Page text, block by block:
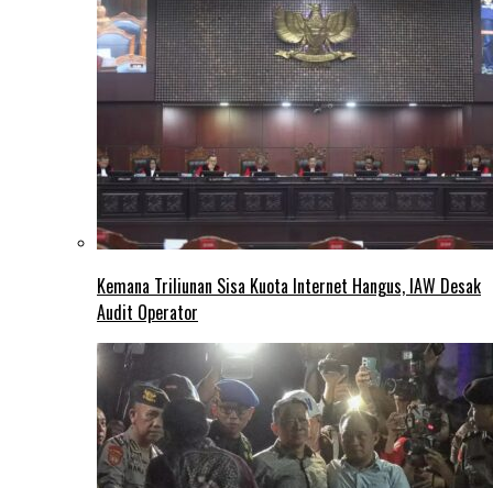
Kemana Triliunan Sisa Kuota Internet Hangus, IAW Desak
Audit Operator